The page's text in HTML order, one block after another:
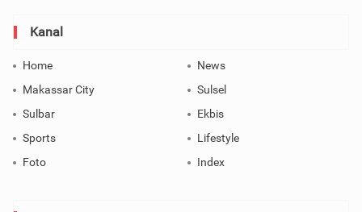
Kanal
Home
News
Makassar City
Sulsel
Sulbar
Ekbis
Sports
Lifestyle
Foto
Index